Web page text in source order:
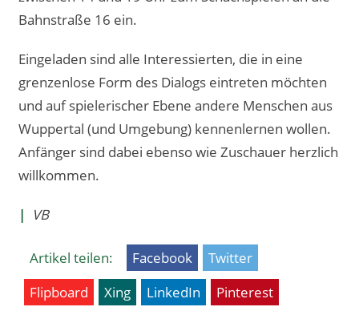
Bahnstraße 16 ein.
Eingeladen sind alle Interessierten, die in eine
grenzenlose Form des Dialogs eintreten möchten
und auf spielerischer Ebene andere Menschen aus
Wuppertal (und Umgebung) kennenlernen wollen.
Anfänger sind dabei ebenso wie Zuschauer herzlich
willkommen.
| VB
Artikel teilen: Facebook
Twitter
Flipboard
Xing LinkedIn Pinterest